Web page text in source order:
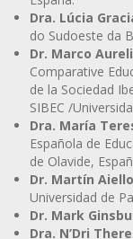
Dra. Lúcia
do Sudoeste da
Dr. Marco
Comparative
de la Sociedad
SIBEC /
Dra. María
Española de
de Olavide,
Dr. Martín Aiello
Universidad de
Dr. Mark
Dra. N’Dri